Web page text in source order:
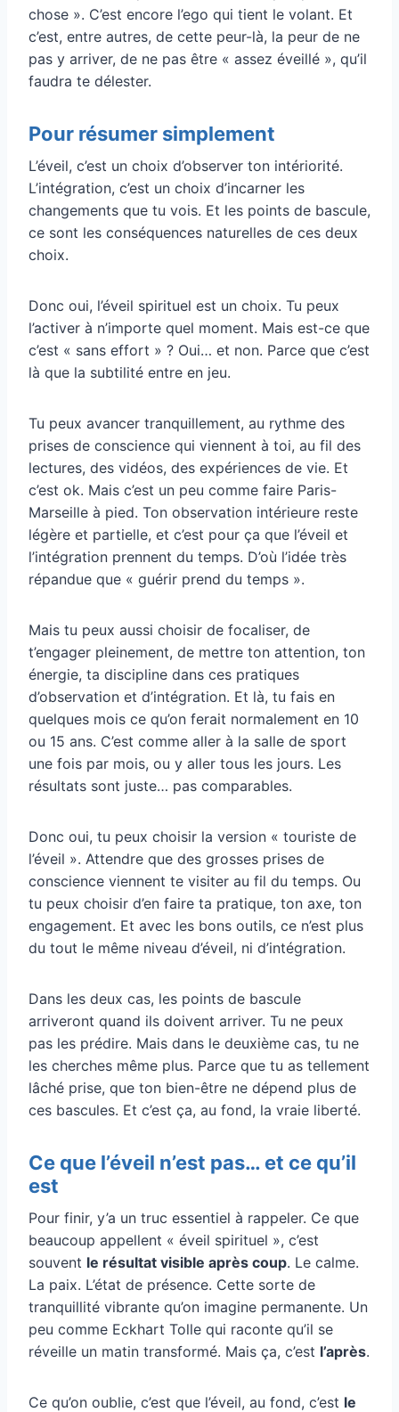
chose ». C’est encore l’ego qui tient le volant. Et
c’est, entre autres, de cette peur-là, la peur de ne
pas y arriver, de ne pas être « assez éveillé », qu’il
faudra te délester.
Pour résumer simplement
L’éveil, c’est un choix d’observer ton intériorité.
L’intégration, c’est un choix d’incarner les
changements que tu vois. Et les points de bascule,
ce sont les conséquences naturelles de ces deux
choix.
Donc oui, l’éveil spirituel est un choix. Tu peux
l’activer à n’importe quel moment. Mais est-ce que
c’est « sans effort » ? Oui… et non. Parce que c’est
là que la subtilité entre en jeu.
Tu peux avancer tranquillement, au rythme des
prises de conscience qui viennent à toi, au fil des
lectures, des vidéos, des expériences de vie. Et
c’est ok. Mais c’est un peu comme faire Paris-
Marseille à pied. Ton observation intérieure reste
légère et partielle, et c’est pour ça que l’éveil et
l’intégration prennent du temps. D’où l’idée très
répandue que « guérir prend du temps ».
Mais tu peux aussi choisir de focaliser, de
t’engager pleinement, de mettre ton attention, ton
énergie, ta discipline dans ces pratiques
d’observation et d’intégration. Et là, tu fais en
quelques mois ce qu’on ferait normalement en 10
ou 15 ans. C’est comme aller à la salle de sport
une fois par mois, ou y aller tous les jours. Les
résultats sont juste… pas comparables.
Donc oui, tu peux choisir la version « touriste de
l’éveil ». Attendre que des grosses prises de
conscience viennent te visiter au fil du temps. Ou
tu peux choisir d’en faire ta pratique, ton axe, ton
engagement. Et avec les bons outils, ce n’est plus
du tout le même niveau d’éveil, ni d’intégration.
Dans les deux cas, les points de bascule
arriveront quand ils doivent arriver. Tu ne peux
pas les prédire. Mais dans le deuxième cas, tu ne
les cherches même plus. Parce que tu as tellement
lâché prise, que ton bien-être ne dépend plus de
ces bascules. Et c’est ça, au fond, la vraie liberté.
Ce que l’éveil n’est pas… et ce qu’il
est
Pour finir, y’a un truc essentiel à rappeler. Ce que
beaucoup appellent « éveil spirituel », c’est
souvent le résultat visible après coup. Le calme.
La paix. L’état de présence. Cette sorte de
tranquillité vibrante qu’on imagine permanente. Un
peu comme Eckhart Tolle qui raconte qu’il se
réveille un matin transformé. Mais ça, c’est l’après.
Ce qu’on oublie, c’est que l’éveil, au fond, c’est le